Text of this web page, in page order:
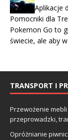
Aplikacje
Pomocniki dla
Pokemon Go to
świecie, ale aby
TRANSPORT I
Przewożenie
przeprowadzki,
Opróżnianie